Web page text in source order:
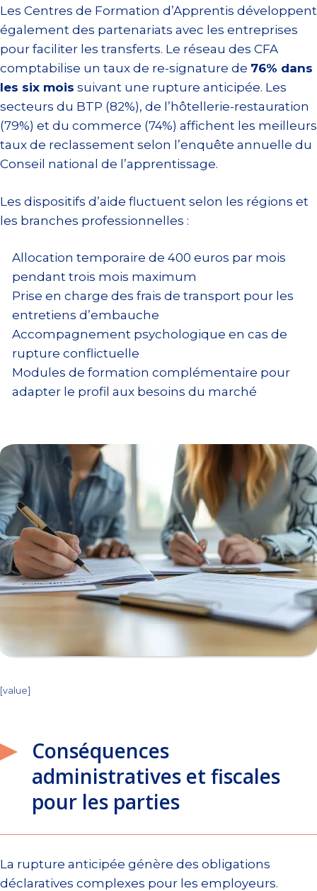
Les Centres de Formation d’Apprentis développent
également des partenariats avec les entreprises
pour faciliter les transferts. Le réseau des CFA
comptabilise un taux de re-signature de 76% dans
les six mois suivant une rupture anticipée. Les
secteurs du BTP (82%), de l’hôtellerie-restauration
(79%) et du commerce (74%) affichent les meilleurs
taux de reclassement selon l’enquête annuelle du
Conseil national de l’apprentissage.
Les dispositifs d’aide fluctuent selon les régions et
les branches professionnelles :
Allocation temporaire de 400 euros par mois
pendant trois mois maximum
Prise en charge des frais de transport pour les
entretiens d’embauche
Accompagnement psychologique en cas de
rupture conflictuelle
Modules de formation complémentaire pour
adapter le profil aux besoins du marché
[value]
Conséquences
administratives et fiscales
pour les parties
La rupture anticipée génère des obligations
déclaratives complexes pour les employeurs.